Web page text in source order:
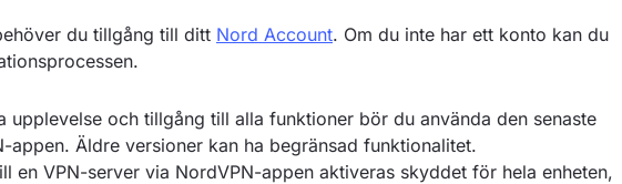
du tillgång till ditt Nord Account. Om du inte har ett konto kan du
upplevelse och tillgång till alla funktioner bör du använda den senaste
appen. Äldre versioner kan ha begränsad funktionalitet.
en VPN-server via NordVPN-appen aktiveras skyddet för hela enheten,